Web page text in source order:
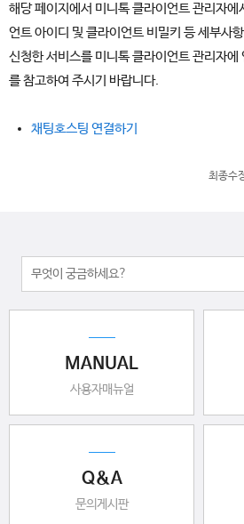
해당 페이지에서 미니톡 클라이언트 관리자에
언트 아이디 및 클라이언트 비밀키 등 세부사
신청한 서비스를 미니톡 클라이언트 관리자
를 참고하여 주시기 바랍니다.
채팅호스팅 연결하기
최종수
MANUAL
사용자매뉴얼
Q&A
문의게시판